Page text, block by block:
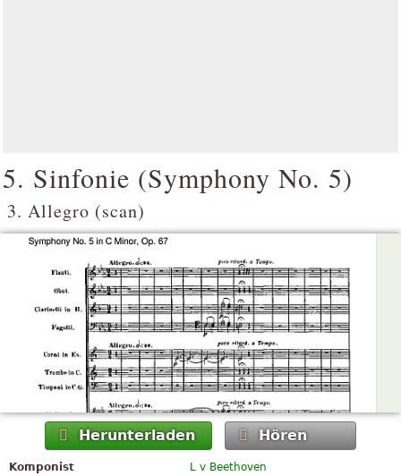
5. Sinfonie (Symphony No. 5)
3. Allegro (scan)
Herunterladen Hören
Komponist
L v Beethoven